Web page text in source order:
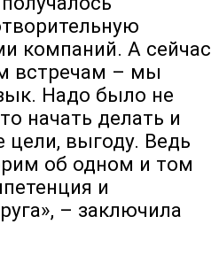
компаний. А сейчас
встречам – мы
Надо было не
начать делать и
цели, выгоду. Ведь
об одном и том
и
– заключила